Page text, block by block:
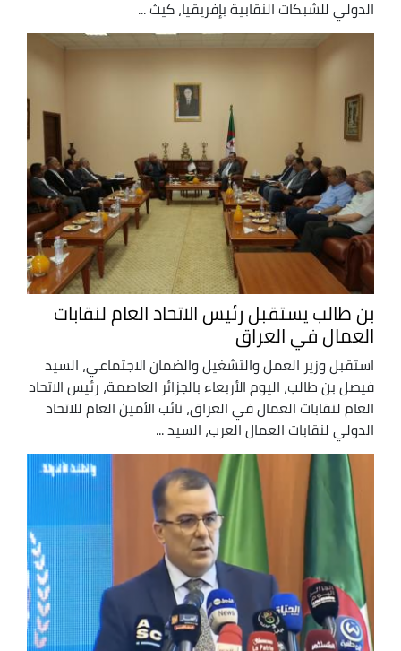
الدولي للشبكات النقابية بإفريقيا، كيث ...
بن طالب يستقبل رئيس الاتحاد العام لنقابات
العمال في العراق
استقبل وزير العمل والتشغيل والضمان الاجتماعي، السيد
فيصل بن طالب، اليوم الأربعاء بالجزائر العاصمة، رئيس الاتحاد
العام لنقابات العمال في العراق، نائب الأمين العام للاتحاد
الدولي لنقابات العمال العرب، السيد ...